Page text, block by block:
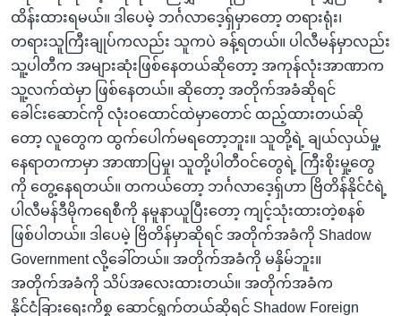
ထိန်းထားရမယ်။ ဒါပေမဲ့ ဘင်္ဂလာ‌ဒေ့ရှ်မှာတော့ တရားရုံး၊
တရားသူကြီးချုပ်ကလည်း သူကပဲ ခန့်ရတယ်။ ပါလီမန်မှာလည်း
သူ့ပါတီက အများဆုံးဖြစ်နေတယ်ဆိုတော့ အကုန်လုံးအာဏာက
သူ့လက်ထဲမှာ ဖြစ်နေတယ်။ ဆိုတော့ အတိုက်အခံဆိုရင်
ခေါင်းဆောင်ကို လုံးဝထောင်ထဲမှာတောင် ထည့်ထားတယ်ဆို
တော့ လူတွေက ထွက်ပေါက်မရတော့ဘူး။ သူတို့ရဲ့ ချယ်လှယ်မှု့
နေရာတကာမှာ အာဏာပြမှု၊ သူတို့ပါတီဝင်တွေရဲ့ ကြီးစိုးမှု့တွေ
ကို တွေ့နေရတယ်။ တကယ်တော့ ဘင်္ဂလာ‌ဒေ့ရှ်ဟာ ဗြိတိန်နိုင်ငံရဲ့
ပါလီမန်ဒီမိုကရေစီကို နမူနာယူပြီးတော့ ကျင့်သုံးထားတဲ့စနစ်
ဖြစ်ပါတယ်။ ဒါပေမဲ့ ဗြိတိန်မှာဆိုရင် အတိုက်အခံကို Shadow
Government လို့ခေါ်တယ်။ အတိုက်အခံကို မနှိမ်ဘူး။
အတိုက်အခံကို သိပ်အလေးထားတယ်။ အတိုက်အခံက
နိုင်ငံခြားရေးကိစ္စ ဆောင်ရွက်တယ်ဆိုရင် Shadow Foreign